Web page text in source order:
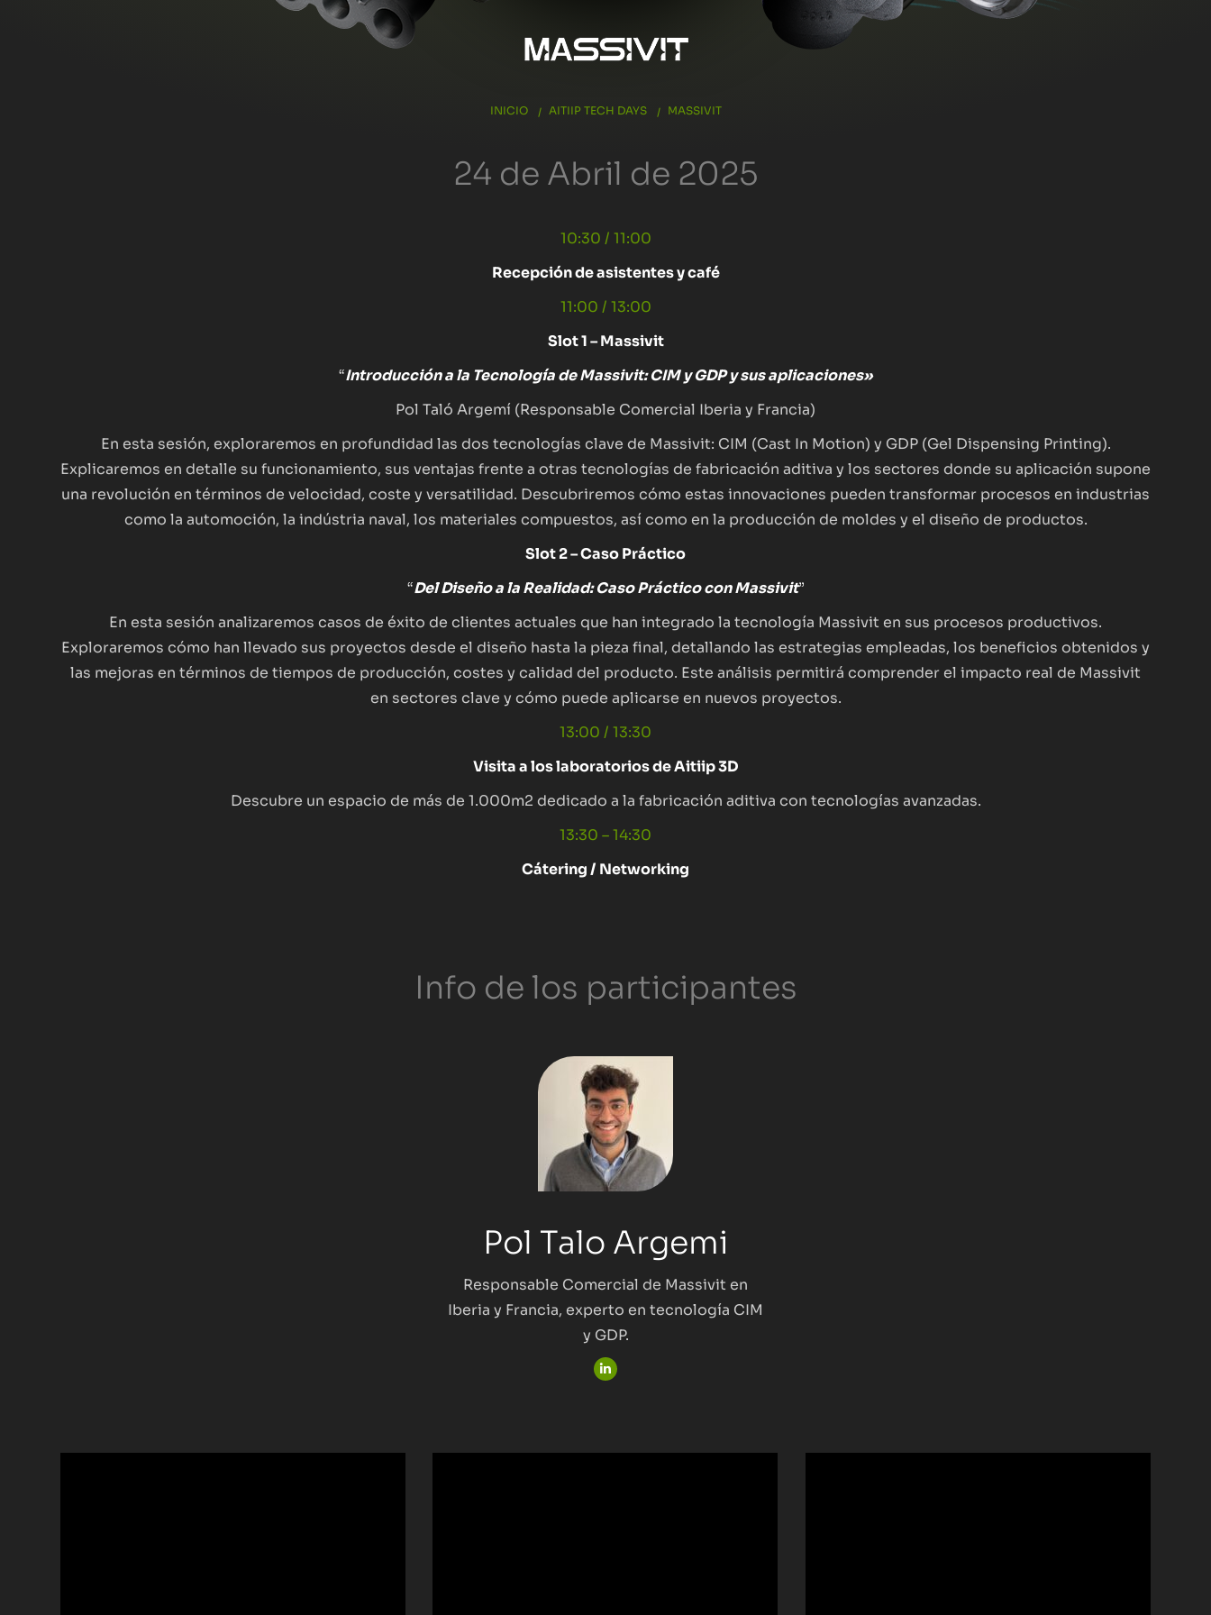
INICIO AITIIP TECH DAYS MASSIVIT
24 de Abril de 2025
10:30 / 11:00
Recepción de asistentes y café
11:00 / 13:00
Slot 1 – Massivit
“Introducción a la Tecnología de Massivit: CIM y GDP y sus aplicaciones»
Pol Taló Argemí (Responsable Comercial Iberia y Francia)
En esta sesión, exploraremos en profundidad las dos tecnologías clave de Massivit: CIM (Cast In Motion) y GDP (Gel Dispensing Printing).
Explicaremos en detalle su funcionamiento, sus ventajas frente a otras tecnologías de fabricación aditiva y los sectores donde su aplicación supone
una revolución en términos de velocidad, coste y versatilidad. Descubriremos cómo estas innovaciones pueden transformar procesos en industrias
como la automoción, la indústria naval, los materiales compuestos, así como en la producción de moldes y el diseño de productos.
Slot 2 – Caso Práctico
“Del Diseño a la Realidad: Caso Práctico con Massivit”
En esta sesión analizaremos casos de éxito de clientes actuales que han integrado la tecnología Massivit en sus procesos productivos.
Exploraremos cómo han llevado sus proyectos desde el diseño hasta la pieza final, detallando las estrategias empleadas, los beneficios obtenidos y
las mejoras en términos de tiempos de producción, costes y calidad del producto. Este análisis permitirá comprender el impacto real de Massivit
en sectores clave y cómo puede aplicarse en nuevos proyectos.
13:00 / 13:30
Visita a los laboratorios de Aitiip 3D
Descubre un espacio de más de 1.000m2 dedicado a la fabricación aditiva con tecnologías avanzadas.
13:30 – 14:30
Cátering / Networking
Info de los participantes
Pol Talo Argemi
Responsable Comercial de Massivit en
Iberia y Francia, experto en tecnología CIM
y GDP.
Linkedin